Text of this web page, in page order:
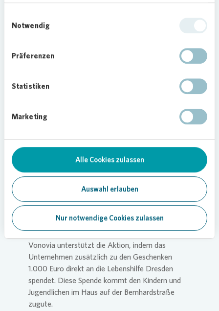
Notwendig
Präferenzen
Statistiken
Marketing
Alle Cookies zulassen
Auswahl erlauben
Nur notwendige Cookies zulassen
Die Mitarbeiterinnen und Mitarbeiter des ZKS von
Wünsche für die Kinder und Jugendlichen des
geistigen und/oder körperlichen
jungen Menschen liebevoll während ihrer
und wir als Team freuen uns sehr über die
Weihnachtsgeschenke. Und das Beste ist: Sie
kommen allen im Haus zugute“, sagt Thomas
Lai, Leiter des Kinderheims der Lebenshilfe
Vonovia spendet Extrasumme
Vonovia unterstützt die Aktion, indem das
Unternehmen zusätzlich zu den Geschenken
1.000 Euro direkt an die Lebenshilfe Dresden
spendet. Diese Spende kommt den Kindern und
Jugendlichen im Haus auf der Bernhardstraße
zugute.